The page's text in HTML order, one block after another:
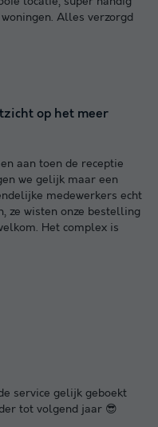
Alles verzorgd
op het meer
aan toen de receptie
we gelijk maar een
medewerkers echt
ze wisten onze bestelling
Het complex is
service gelijk geboekt
tot volgend jaar 😎